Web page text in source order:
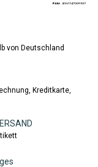
EAN: 4260747995397
von Deutschland
Kreditkarte,